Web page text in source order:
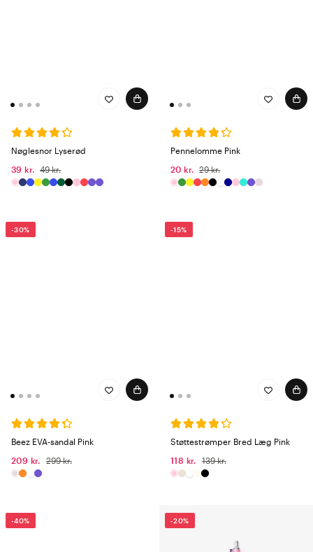
Nøglesnor Lyserød
39 kr.
49 kr.
Pennelomme Pink
20 kr.
29 kr.
-30%
Beez EVA-sandal Pink
209 kr.
299 kr.
-15%
Støttestrømper Bred Læg Pink
118 kr.
139 kr.
-40% -20%